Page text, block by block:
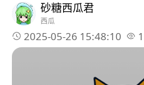
砂糖西瓜君
西瓜
2025-05-26 15:48:10